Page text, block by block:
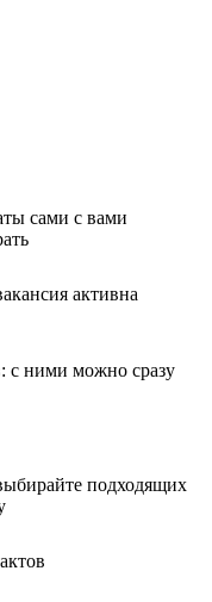
сами с вами
активна
с ними можно сразу
подходящих